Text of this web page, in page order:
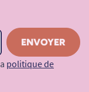
politique de